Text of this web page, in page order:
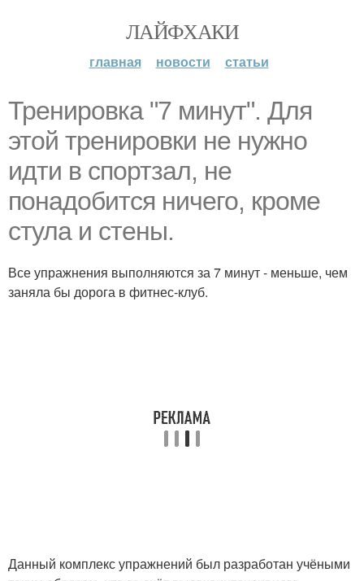
ЛАЙФХАКИ
главная новости статьи
Тренировка "7 минут". Для
этой тренировки не нужно
идти в спортзал, не
понадобится ничего, кроме
стула и стены.
Все упражнения выполняются за 7 минут - меньше, чем
заняла бы дорога в фитнес-клуб.
Данный комплекс упражнений был разработан учёными